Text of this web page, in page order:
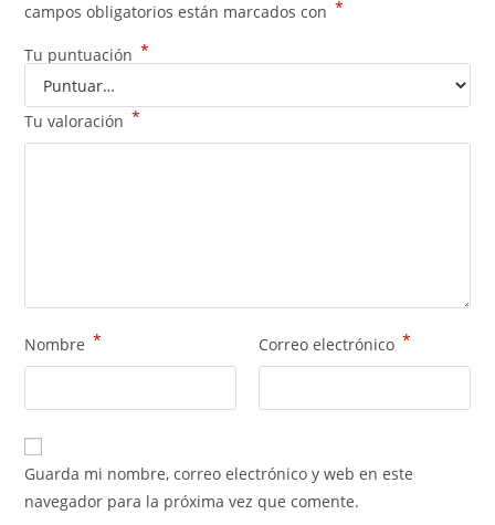
campos obligatorios están marcados con *
Tu puntuación *
Tu valoración *
Nombre * Correo electrónico *
Guarda mi nombre, correo electrónico y web en este
navegador para la próxima vez que comente.